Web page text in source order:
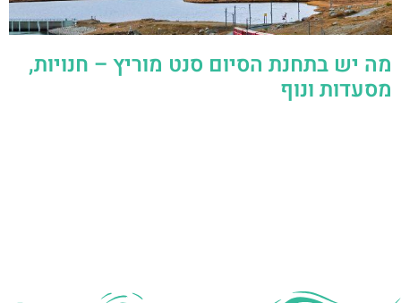
מה יש בתחנת הסיום סנט מוריץ – חנויות,
מסעדות ונוף